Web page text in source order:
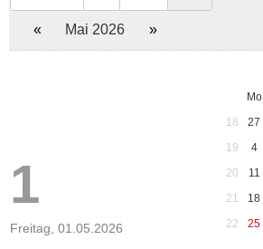
« Mai 2026 »
1
Freitag, 01.05.2026
Mo
18
27
19
4
20
11
21
18
22
25